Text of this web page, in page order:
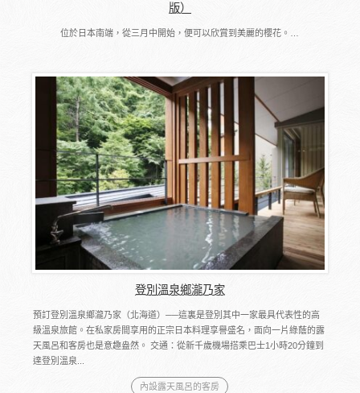
版）
位於日本南端，從三月中開始，便可以欣賞到美麗的櫻花。…
登別溫泉鄉瀧乃家
預訂登別溫泉鄉瀧乃家（北海道）──這裏是登別其中一家最具代表性的高
級溫泉旅館。在私家房間享用的正宗日本料理享譽盛名，面向一片綠蔭的露
天風呂和客房也是意趣盎然。 交通：從新千歲機場搭乘巴士1小時20分鐘到
達登別溫泉...
內設露天風呂的客房